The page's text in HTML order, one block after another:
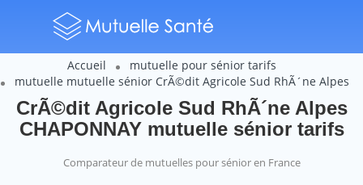
Accueil
mutuelle pour sénior tarifs
mutuelle mutuelle sénior CrÃ©dit Agricole Sud RhÃ´ne Alpes
CrÃ©dit Agricole Sud RhÃ´ne Alpes
CHAPONNAY mutuelle sénior tarifs
Comparateur de mutuelles pour sénior en France